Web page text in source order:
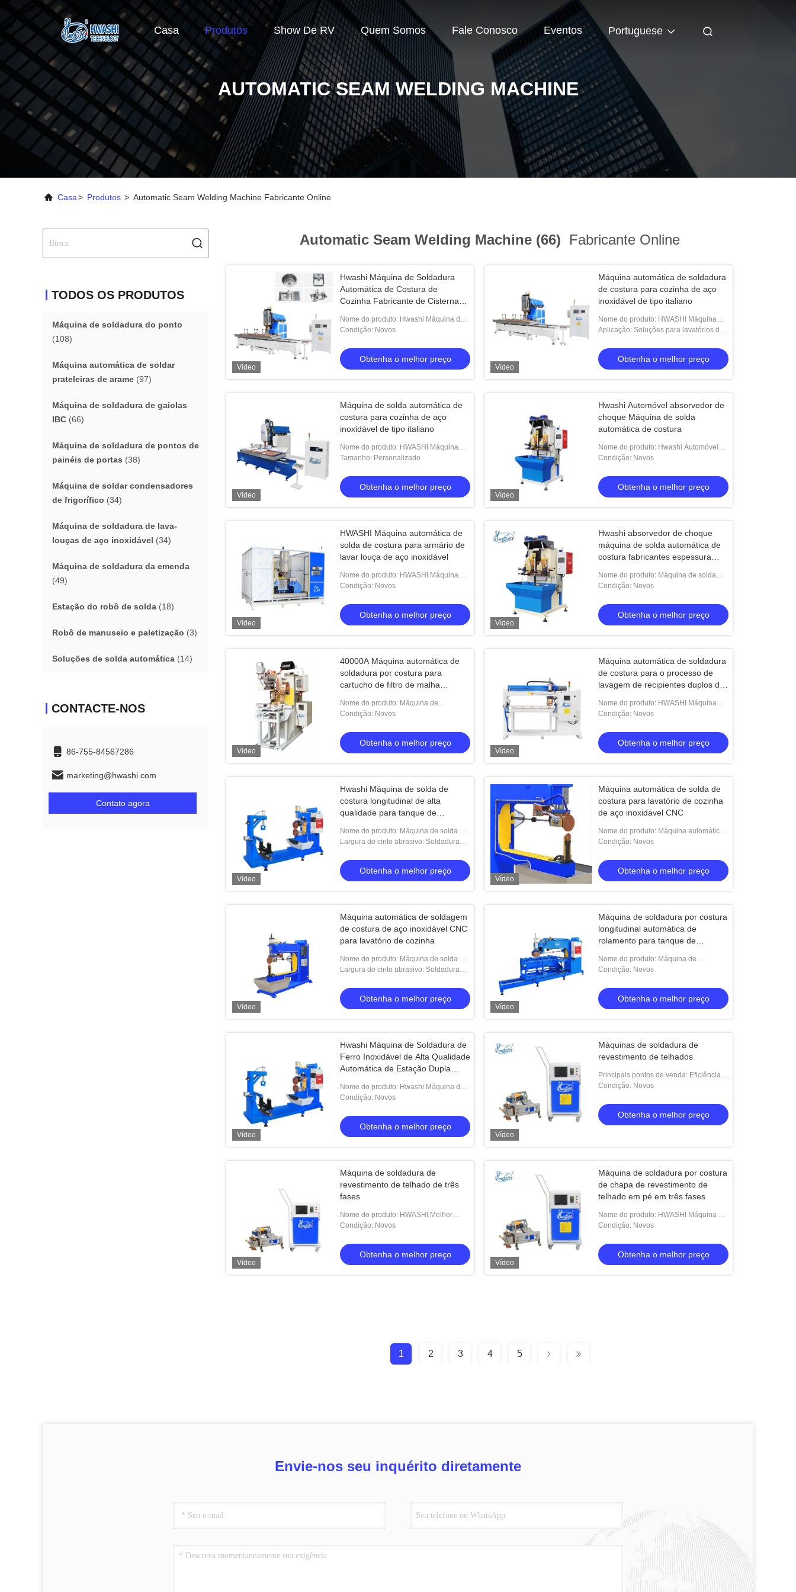
Casa Produtos Show De RV Quem Somos Fale Conosco Eventos Portuguese
AUTOMATIC SEAM WELDING MACHINE
Casa> Produtos > Automatic Seam Welding Machine Fabricante Online
TODOS OS PRODUTOS
Máquina de soldadura do ponto
(108)
Máquina automática de soldar
prateleiras de arame (97)
Máquina de soldadura de gaiolas
IBC (66)
Máquina de soldadura de pontos de
painéis de portas (38)
Máquina de soldar condensadores
de frigorífico (34)
Máquina de soldadura de lava-
louças de aço inoxidável (34)
Máquina de soldadura da emenda
(49)
Estação do robô de solda (18)
Robô de manuseio e paletização (3)
Soluções de solda automática (14)
CONTACTE-NOS
86-755-84567286
marketing@hwashi.com
Contato agora
Automatic Seam Welding Machine (66) Fabricante Online
Vídeo
Hwashi Máquina de Soldadura
Automática de Costura de
Cozinha Fabricante de Cisterna
Inoxidável CNC Bomba de Navio
de Pressão Usada
Nome do produto: Hwashi Máquina de
Soldadura Automática de Costura de
Lavatório de
Condição: Novos
Obtenha o melhor preço
Vídeo
Máquina automática de soldadura
de costura para cozinha de aço
inoxidável de tipo italiano
Nome do produto: HWASHI Máquina
automática de soldadura de costura
italiano
Aplicação: Soluções para lavatórios de
Obtenha o melhor preço
Vídeo
Máquina de solda automática de
costura para cozinha de aço
inoxidável de tipo italiano
Nome do produto: HWASHI Máquina
automática de soldadura de costura
italiano
Tamanho: Personalizado
Obtenha o melhor preço
Vídeo
Hwashi Automóvel absorvedor de
choque Máquina de solda
automática de costura
Nome do produto: Hwashi Automóvel
absorvedor de choque Máquina de
Condição: Novos
Obtenha o melhor preço
Vídeo
HWASHI Máquina automática de
solda de costura para armário de
lavar louça de aço inoxidável
Nome do produto: HWASHI Máquina
automática de solda de costura para
inoxidável
Condição: Novos
Obtenha o melhor preço
Vídeo
Hwashi absorvedor de choque
máquina de solda automática de
costura fabricantes espessura
Nome do produto: Máquina de solda
automática de costura com absorvedor
Condição: Novos
Obtenha o melhor preço
Vídeo
40000A Máquina automática de
soldadura por costura para
cartucho de filtro de malha
Nome do produto: Máquina de
reparação de absorvedores de choque
solda de costura de
Condição: Novos
Obtenha o melhor preço
Vídeo
Máquina automática de soldadura
de costura para o processo de
lavagem de recipientes duplos de
Nome do produto: HWASHI Máquina
automática de soldagem de costura
de hotel
Condição: Novos
Obtenha o melhor preço
Vídeo
Hwashi Máquina de solda de
costura longitudinal de alta
qualidade para tanque de
automática de costura
Nome do produto: Máquina de solda de
costura de lavatório de cozinha de aço
Largura do cinto abrasivo: Soldadura
Obtenha o melhor preço
Vídeo
Máquina automática de solda de
costura para lavatório de cozinha
de aço inoxidável CNC
Nome do produto: Máquina automática
de solda de costura para lavatório de
Condição: Novos
Obtenha o melhor preço
Vídeo
Máquina automática de soldagem
de costura de aço inoxidável CNC
para lavatório de cozinha
Nome do produto: Máquina de solda de
costura de lavatório de cozinha de aço
Largura do cinto abrasivo: Soldadura
Obtenha o melhor preço
Vídeo
Máquina de soldadura por costura
longitudinal automática de
rolamento para tanque de
Nome do produto: Máquina de
soldadura de costura de rolamento
para tanque de co
Condição: Novos
Obtenha o melhor preço
Vídeo
Hwashi Máquina de Soldadura de
Ferro Inoxidável de Alta Qualidade
Automática de Estação Dupla
Nome do produto: Hwashi Máquina de
Soldadura de Ferro Inoxidável de Alta
Dupla Circul
Condição: Novos
Obtenha o melhor preço
Vídeo
Máquinas de soldadura de
revestimento de telhados
Principais pontos de venda: Eficiência
elevada
Condição: Novos
Obtenha o melhor preço
Vídeo
Máquina de soldadura de
revestimento de telhado de três
fases
Nome do produto: HWASHI Melhor
Preço Máquina de Soldadura de Roof
Condição: Novos
Obtenha o melhor preço
Vídeo
Máquina de soldadura por costura
de chapa de revestimento de
telhado em pé em três fases
Nome do produto: HWASHI Máquina de
Soldadura de Seção de Folha de
Condição: Novos
Obtenha o melhor preço
1 2 3 4 5
Envie-nos seu inquérito diretamente